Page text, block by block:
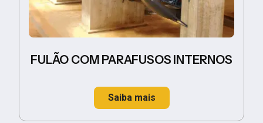
FULÃO COM PARAFUSOS INTERNOS
Saiba mais